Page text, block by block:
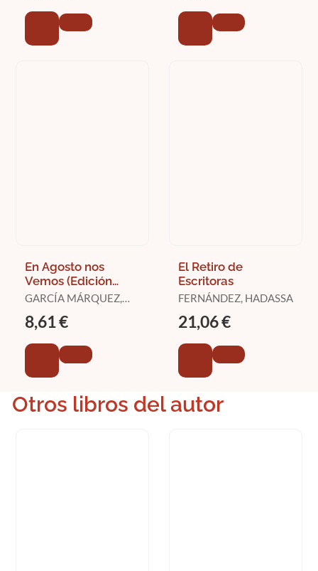
En Agosto nos
Vemos (Edición
Limitada)
GARCÍA MÁRQUEZ,
8,61 €
El Retiro de
Escritoras
FERNÁNDEZ, HADASSA
21,06 €
Otros libros del autor